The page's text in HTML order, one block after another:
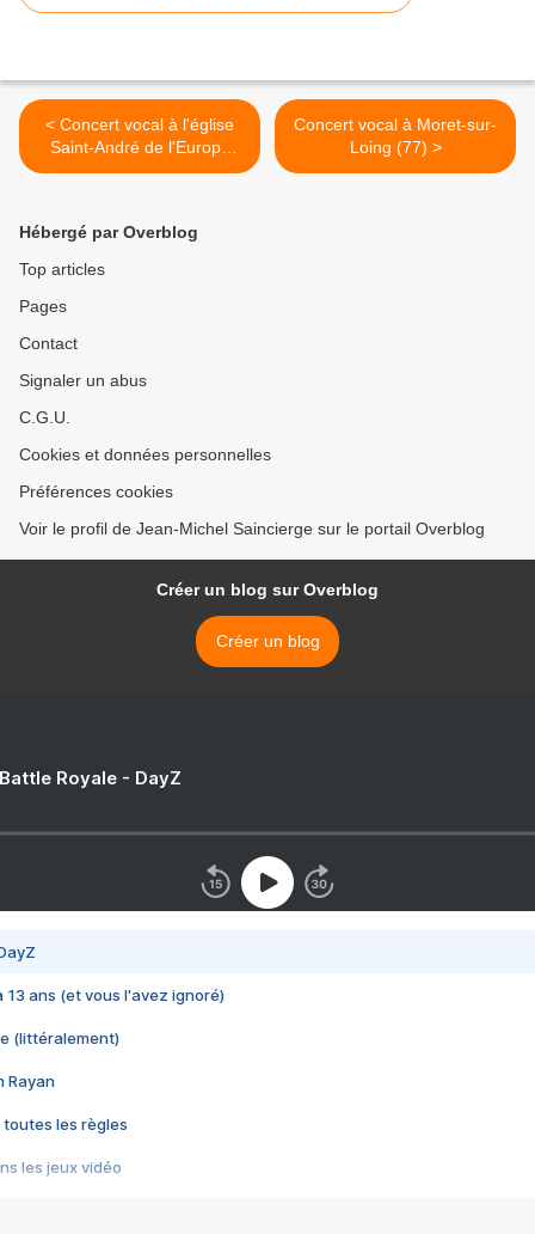
< Concert vocal à l'église
Saint-André de l'Europe
Paris 8e
Concert vocal à Moret-sur-
Loing (77) >
Hébergé par Overblog
Top articles
Pages
Contact
Signaler un abus
C.G.U.
Cookies et données personnelles
Préférences cookies
Voir le profil de Jean-Michel Saincierge sur le portail Overblog
Créer un blog sur Overblog
Créer un blog
Royale - DayZ
13 ans (et vous l'avez ignoré)
(littéralement)
Rayan
toutes les règles
les jeux vidéo